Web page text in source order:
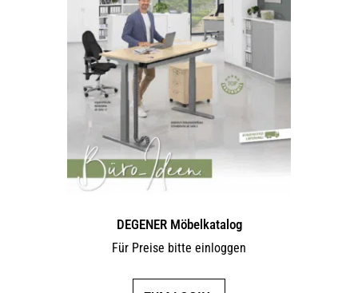
DEGENER Möbelkatalog
Für Preise bitte einloggen